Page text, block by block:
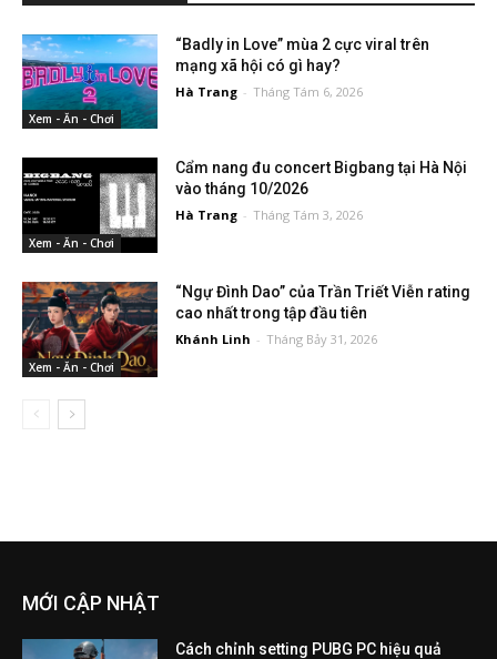
Xem - Ăn - Chơi
“Badly in Love” mùa 2 cực viral trên
mạng xã hội có gì hay?
Hà Trang - Tháng Tám 6, 2026
Xem - Ăn - Chơi
Cẩm nang đu concert Bigbang tại Hà Nội
vào tháng 10/2026
Hà Trang - Tháng Tám 3, 2026
Xem - Ăn - Chơi
“Ngự Đình Dao” của Trần Triết Viễn rating
cao nhất trong tập đầu tiên
Khánh Linh - Tháng Bảy 31, 2026
MỚI CẬP NHẬT
Cách chỉnh setting PUBG PC hiệu quả